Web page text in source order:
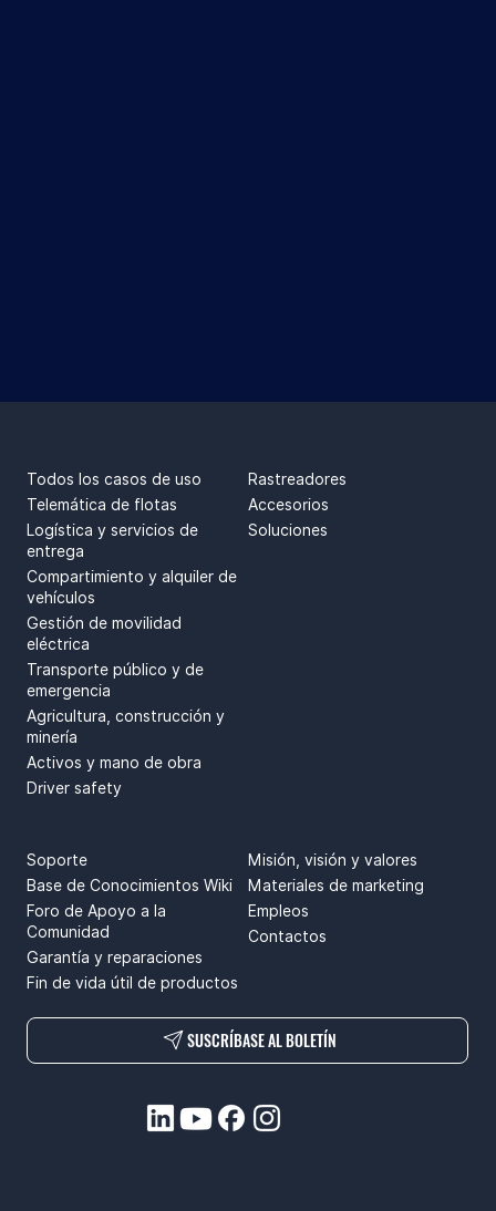
Todos los casos de uso
Telemática de flotas
Logística y servicios de
entrega
Compartimiento y alquiler de
vehículos
Gestión de movilidad
eléctrica
Transporte público y de
emergencia
Agricultura, construcción y
minería
Activos y mano de obra
Driver safety
Rastreadores
Accesorios
Soluciones
Misión, visión y valores
Materiales de marketing
Empleos
Contactos
Soporte
Base de Conocimientos Wiki
Foro de Apoyo a la
Comunidad
Garantía y reparaciones
Fin de vida útil de productos
SUSCRÍBASE AL BOLETÍN